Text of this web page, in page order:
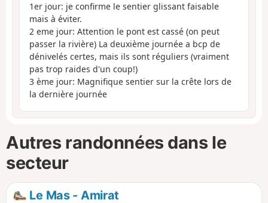
1er jour: je confirme le sentier glissant faisable
mais à éviter.
2 eme jour: Attention le pont est cassé (on peut
passer la rivière) La deuxième journée a bcp de
dénivelés certes, mais ils sont réguliers (vraiment
pas trop raides d'un coup!)
3 ème jour: Magnifique sentier sur la crête lors de
la dernière journée
Autres randonnées dans le
secteur
Le Mas - Amirat